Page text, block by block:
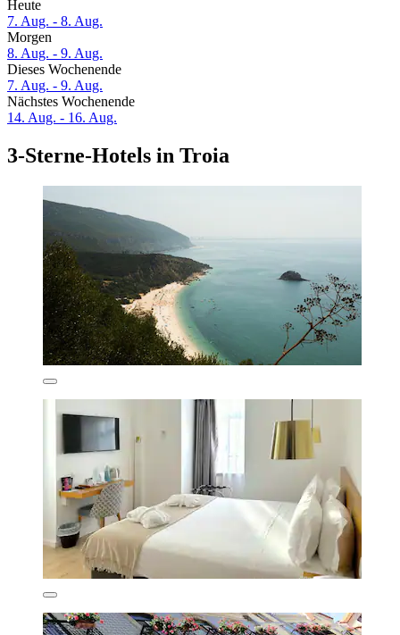
Heute
7. Aug. - 8. Aug.
Morgen
8. Aug. - 9. Aug.
Dieses Wochenende
7. Aug. - 9. Aug.
Nächstes Wochenende
14. Aug. - 16. Aug.
3-Sterne-Hotels in Troia